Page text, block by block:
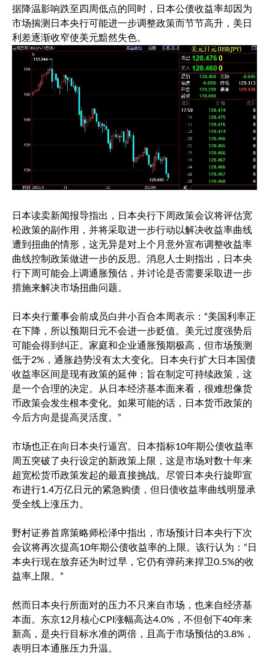
据降温影响跌至四周低点的同时，日本公债收益率却因为
市场揣测日本央行可能进一步调整政策而节节高升，美日
利差逐渐收窄使美元黯然失色。
日本读卖新闻报导指出，日本央行下周政策会议将评估宽
松政策的副作用，并将采取进一步行动以解决收益率曲线
遭到扭曲的情形，这无异是对上个月意外宣布调整收益率
曲线控制政策做进一步的反思。消息人士则指出，日本央
行下周可能会上调通胀预估，并讨论是否需要采取进一步
措施来解决市场扭曲问题。
日本央行董事会前成员白井小百合本周表示：“美国利率正
在下降，所以预期日元不会进一步贬值。美元过度强势后
可能会得到纠正。家庭和企业通胀预期极高，但市场预测
低于2%，通胀趋势没有太大变化。日本央行扩大日本国债
收益率区间是现有政策的延伸；旨在制定可持续政策，这
是一个合理的决定。从日本经济基本面来看，很难想像货
币政策会发生根本变化。如果可能的话，日本货币政策的
今后方向是提高灵活度。”
市场也正在向日本央行逼宫。日本指标10年期公债收益率
周五突破了央行设定的新政策上限，这是市场对数十年来
超宽松货币政策发起的最直接挑战。尽管日本央行旋即宣
布进行1.4万亿日元的紧急购债，但日债收益率曲线明显承
受全线上涨压力。
野村证券首席策略师松泽中指出，市场预计日本央行下次
会议将再次提高10年期公债收益率的上限。该行认为：“日
本央行现在放弃还为时过早，它仍有弹药来捍卫0.5%的收
益率上限。”
然而日本央行所面对的压力不只来自市场，也来自经济基
本面。东京12月核心CPI涨幅高达4.0%，不但创下40年来
新高，是央行目标水准的两倍，且高于市场预估的3.8%，
表明日本通胀压力升温。